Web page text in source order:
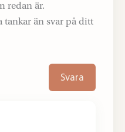
redan är.
tankar än svar på ditt
Svara